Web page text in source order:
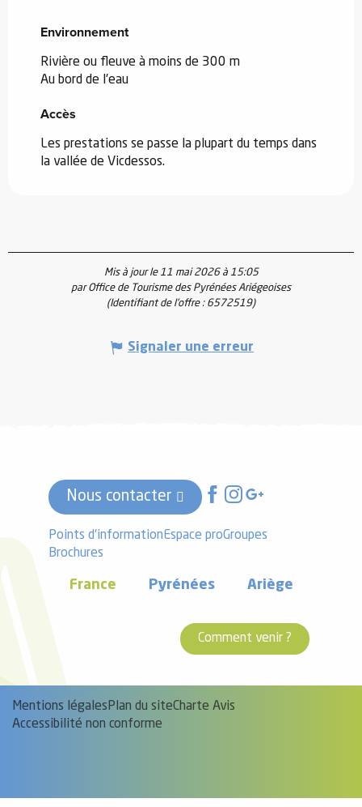
Environnement
Environnement
Rivière ou fleuve à moins de 300 m
Au bord de l'eau
Accès
Accès
Les prestations se passe la plupart du temps dans
la vallée de Vicdessos.
Mis à jour le 11 mai 2026 à 15:05
par Office de Tourisme des Pyrénées Ariégeoises
(Identifiant de l'offre : 6572519)
Signaler une erreur
Nous contacter
Points d'informationEspace proGroupes
Brochures
France Pyrénées Ariège
Comment venir ?
Mentions légales Plan du siteCharte Avis
Accessibilité non conforme